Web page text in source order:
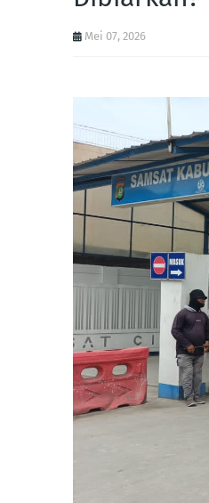
Mei 07, 2026